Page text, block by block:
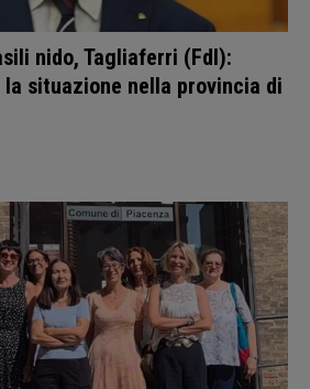
nido, Tagliaferri (FdI):
situazione nella provincia di